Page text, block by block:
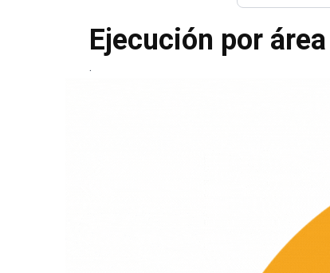
Ejecución por
.